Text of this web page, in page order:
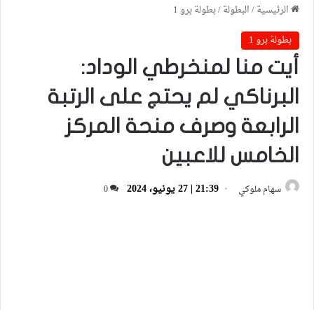
الرئيسية/البطولة/بطولة برو 1
بطولة برو 1
أيت منا لمنخرطي الوداد:
البرناكي لم يحتج على الرتبة
الرابعة وصرف منحة المركز
الخامس للاعبين
سهام ملوكي 21:39 | 27 يونيو، 2024 0